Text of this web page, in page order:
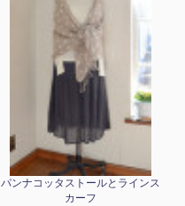
パンナコッタストールとラインス
カーフ